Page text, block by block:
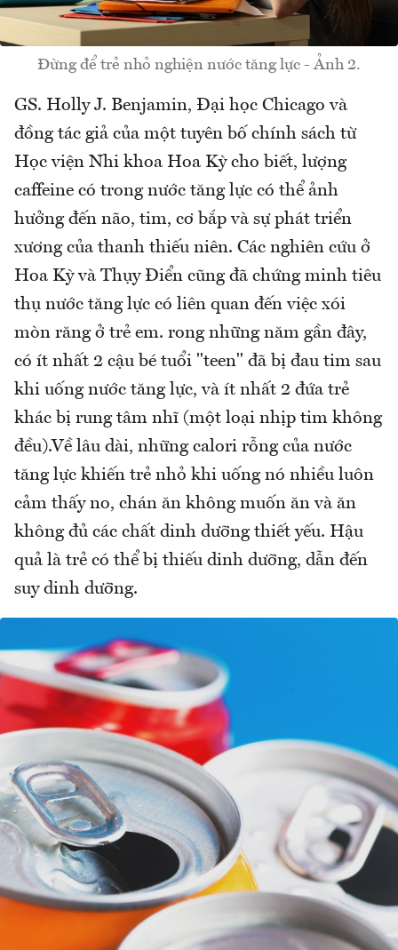
Đừng để trẻ nhỏ nghiện nước tăng lực - Ảnh 2.
GS. Holly J. Benjamin, Đại học Chicago và
đồng tác giả của một tuyên bố chính sách từ
Học viện Nhi khoa Hoa Kỳ cho biết, lượng
caffeine có trong nước tăng lực có thể ảnh
hưởng đến não, tim, cơ bắp và sự phát triển
xương của thanh thiếu niên. Các nghiên cứu ở
Hoa Kỳ và Thụy Điển cũng đã chứng minh tiêu
thụ nước tăng lực có liên quan đến việc xói
mòn răng ở trẻ em. rong những năm gần đây,
có ít nhất 2 cậu bé tuổi "teen" đã bị đau tim sau
khi uống nước tăng lực, và ít nhất 2 đứa trẻ
khác bị rung tâm nhĩ (một loại nhịp tim không
đều).Về lâu dài, những calori rỗng của nước
tăng lực khiến trẻ nhỏ khi uống nó nhiều luôn
cảm thấy no, chán ăn không muốn ăn và ăn
không đủ các chất dinh dưỡng thiết yếu. Hậu
quả là trẻ có thể bị thiếu dinh dưỡng, dẫn đến
suy dinh dưỡng.